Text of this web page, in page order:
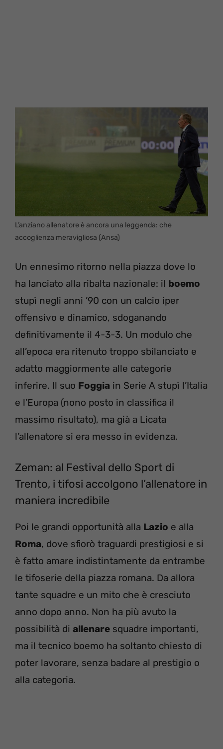
L’anziano allenatore è ancora una leggenda: che
accoglienza meravigliosa (Ansa)
Un ennesimo ritorno nella piazza dove lo
ha lanciato alla ribalta nazionale: il boemo
stupì negli anni ’90 con un calcio iper
offensivo e dinamico, sdoganando
definitivamente il 4-3-3. Un modulo che
all’epoca era ritenuto troppo sbilanciato e
adatto maggiormente alle categorie
inferire. Il suo Foggia in Serie A stupì l’Italia
e l’Europa (nono posto in classifica il
massimo risultato), ma già a Licata
l’allenatore si era messo in evidenza.
Zeman: al Festival dello Sport di
Trento, i tifosi accolgono l’allenatore in
maniera incredibile
Poi le grandi opportunità alla Lazio e alla
Roma, dove sfiorò traguardi prestigiosi e si
è fatto amare indistintamente da entrambe
le tifoserie della piazza romana. Da allora
tante squadre e un mito che è cresciuto
anno dopo anno. Non ha più avuto la
possibilità di allenare squadre importanti,
ma il tecnico boemo ha soltanto chiesto di
poter lavorare, senza badare al prestigio o
alla categoria.